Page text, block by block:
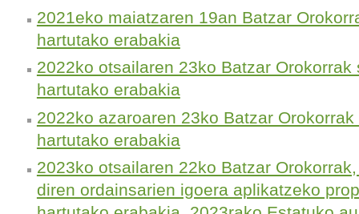
2021eko maiatzaren 19an Batzar
hartutako erabakia
2022ko otsailaren 23ko Batzar
hartutako erabakia
2022ko azaroaren 23ko Batzar
hartutako erabakia
2023ko otsailaren 22ko Batzar
diren ordainsarien igoera aplikatzeko